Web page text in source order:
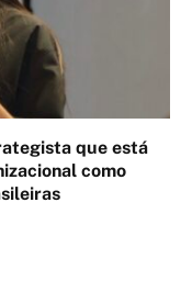
que está
como